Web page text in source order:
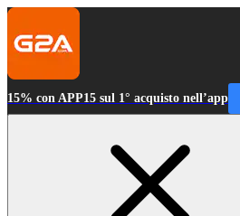
15% con APP15 sul 1° acquisto nell’app